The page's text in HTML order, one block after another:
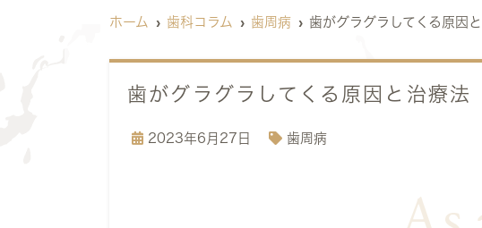
ホーム 歯科コラム 歯周病 歯がグラグラしてくる原因
歯がグラグラしてくる原因と治療法
2023年6月27日 歯周病